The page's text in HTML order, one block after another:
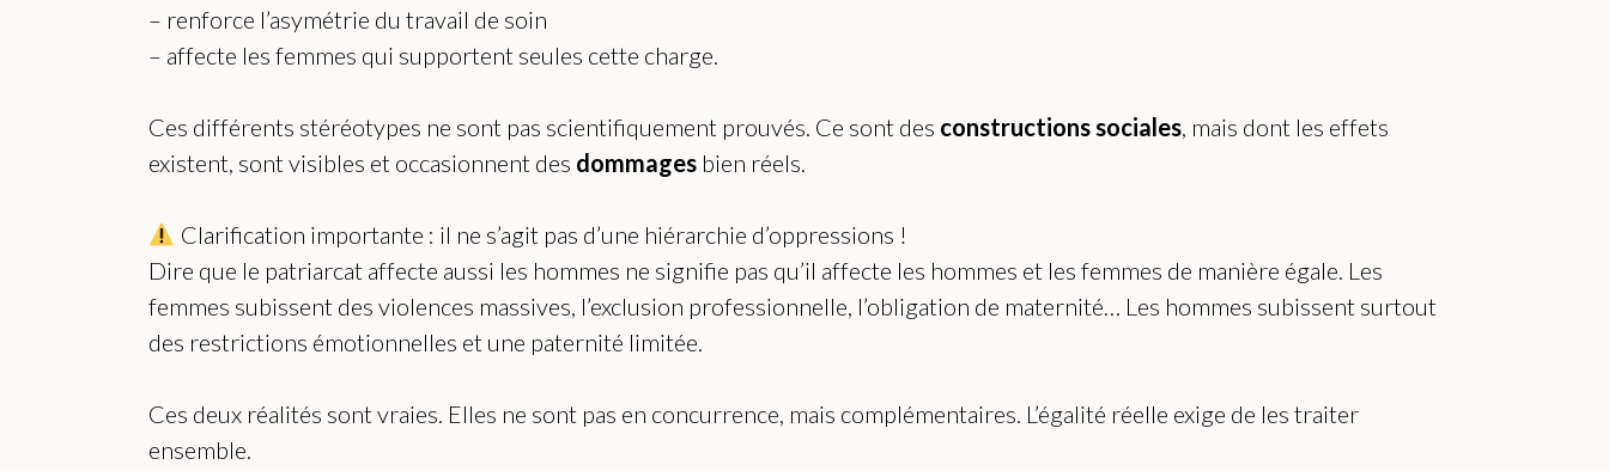
– renforce l’asymétrie du travail de soin
– affecte les femmes qui supportent seules cette charge.
Ces différents stéréotypes ne sont pas scientifiquement prouvés. Ce sont des constructions sociales, mais dont les effets
existent, sont visibles et occasionnent des dommages bien réels.
Clarification importante : il ne s’agit pas d’une hiérarchie d’oppressions !
Dire que le patriarcat affecte aussi les hommes ne signifie pas qu’il affecte les hommes et les femmes de manière égale. Les
femmes subissent des violences massives, l’exclusion professionnelle, l’obligation de maternité… Les hommes subissent surtout
des restrictions émotionnelles et une paternité limitée.
Ces deux réalités sont vraies. Elles ne sont pas en concurrence, mais complémentaires. L’égalité réelle exige de les traiter
ensemble.